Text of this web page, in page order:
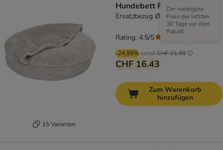
15 Varianten
Hundebett Flocke
Ersatzbezug Ø 65 cm, hellgrau
-24.98% sonstCHF 21.90
Der niedrigste
Preis der letzten
30 Tage vor dem
Rabatt
CHF 16.43
Rating: 4.5/5
Zum Warenkorb
hinzufügen